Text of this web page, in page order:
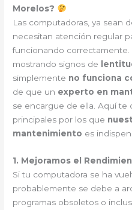
Morelos?
Las computadoras, ya sean
necesitan atención regular
funcionando correctamente.
mostrando signos de
simplemente no funciona
de que un experto en
se encargue de ella. Aquí te
principales por los que
mantenimiento es
1. Mejoramos el
Si tu computadora se ha
probablemente se debe a
programas obsoletos o